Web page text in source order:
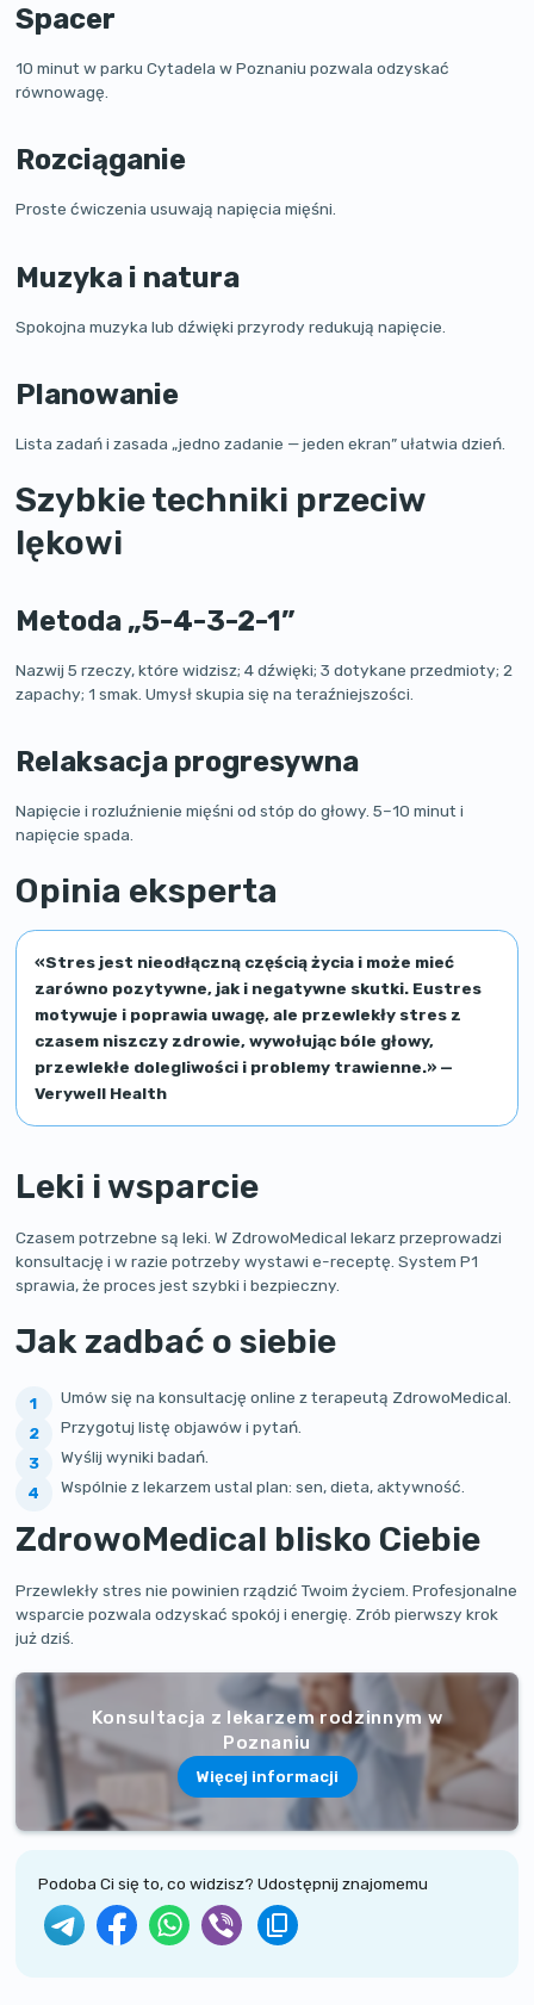
Spacer
10 minut w parku Cytadela w Poznaniu pozwala odzyskać
równowagę.
Rozciąganie
Proste ćwiczenia usuwają napięcia mięśni.
Muzyka i natura
Spokojna muzyka lub dźwięki przyrody redukują napięcie.
Planowanie
Lista zadań i zasada „jedno zadanie — jeden ekran” ułatwia dzień.
Szybkie techniki przeciw
lękowi
Metoda „5-4-3-2-1”
Nazwij 5 rzeczy, które widzisz; 4 dźwięki; 3 dotykane przedmioty; 2
zapachy; 1 smak. Umysł skupia się na teraźniejszości.
Relaksacja progresywna
Napięcie i rozluźnienie mięśni od stóp do głowy. 5–10 minut i
napięcie spada.
Opinia eksperta
«Stres jest nieodłączną częścią życia i może mieć
zarówno pozytywne, jak i negatywne skutki. Eustres
motywuje i poprawia uwagę, ale przewlekły stres z
czasem niszczy zdrowie, wywołując bóle głowy,
przewlekłe dolegliwości i problemy trawienne.» —
Verywell Health
Leki i wsparcie
Czasem potrzebne są leki. W ZdrowoMedical lekarz przeprowadzi
konsultację i w razie potrzeby wystawi e-receptę. System P1
sprawia, że proces jest szybki i bezpieczny.
Jak zadbać o siebie
Umów się na konsultację online z terapeutą ZdrowoMedical.
Przygotuj listę objawów i pytań.
Wyślij wyniki badań.
Wspólnie z lekarzem ustal plan: sen, dieta, aktywność.
ZdrowoMedical blisko Ciebie
Przewlekły stres nie powinien rządzić Twoim życiem. Profesjonalne
wsparcie pozwala odzyskać spokój i energię. Zrób pierwszy krok
już dziś.
Konsultacja z lekarzem rodzinnym w
Poznaniu
Więcej informacji
Podoba Ci się to, co widzisz? Udostępnij znajomemu